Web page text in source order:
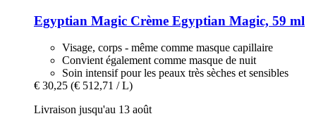
Egyptian Magic Crème Egyptian Magic, 59 ml
Visage, corps - même comme masque capillaire
Convient également comme masque de nuit
Soin intensif pour les peaux très sèches et sensibles
€ 30,25 (€ 512,71 / L)
Livraison jusqu'au 13 août